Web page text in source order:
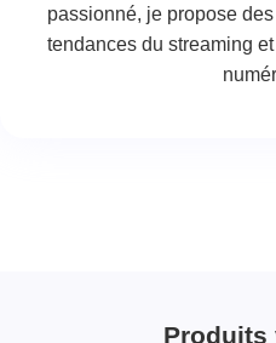
passionné, je propose
tendances du streaming
Produits